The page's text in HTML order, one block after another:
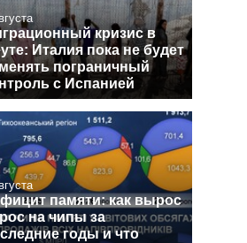
кризис в
Италия пока не будет
пограничный
с Испанией
памяти: как вырос
на чипы за
годы и что